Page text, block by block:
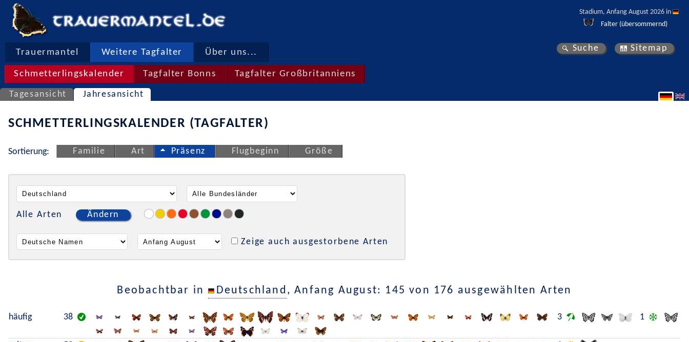
Stadium, Anfang August 2026 in
Falter (übersommernd)
Trauermantel Weitere Tagfalter Über uns...
Schmetterlingskalender Tagfalter Bonns Tagfalter Großbritanniens
Suche Sitemap
Tagesansicht Jahresansicht
SCHMETTERLINGSKALENDER (TAGFALTER)
Sortierung: Familie Art Präsenz Flugbeginn Größe
Alle Arten Ändern
Zeige auch ausgestorbene Arten
Beobachtbar in Deutschland , Anfang August: 145 von 176 ausgewählten Arten
häufig 38 3 1